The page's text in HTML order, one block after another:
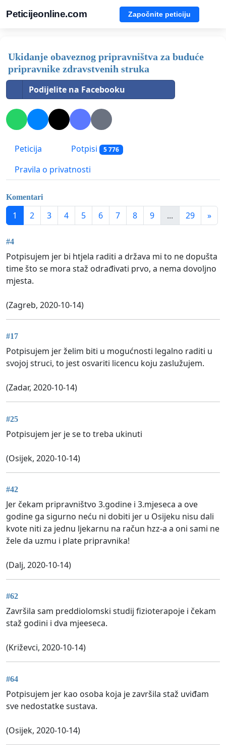
Peticijeonline.com Započnite peticiju
Ukidanje obaveznog pripravništva za buduće
pripravnike zdravstvenih struka
Podijelite na Facebooku
Peticija Potpisi 5 776
Pravila o privatnosti
Komentari
1 2 3 4 5 6 7 8 9 ... 29 »
#4
Potpisujem jer bi htjela raditi a država mi to ne dopušta
time što se mora staž odrađivati prvo, a nema dovoljno
mjesta.
(Zagreb, 2020-10-14)
#17
Potpisujem jer želim biti u mogućnosti legalno raditi u
svojoj struci, to jest osvariti licencu koju zaslužujem.
(Zadar, 2020-10-14)
#25
Potpisujem jer je se to treba ukinuti
(Osijek, 2020-10-14)
#42
Jer čekam pripravništvo 3.godine i 3.mjeseca a ove
godine ga sigurno neću ni dobiti jer u Osijeku nisu dali
kvote niti za jednu ljekarnu na račun hzz-a a oni sami ne
žele da uzmu i plate pripravnika!
(Dalj, 2020-10-14)
#62
Završila sam preddiolomski studij fizioterapoje i čekam
staž godini i dva mjeeseca.
(Križevci, 2020-10-14)
#64
Potpisujem jer kao osoba koja je završila staž uviđam
sve nedostatke sustava.
(Osijek, 2020-10-14)